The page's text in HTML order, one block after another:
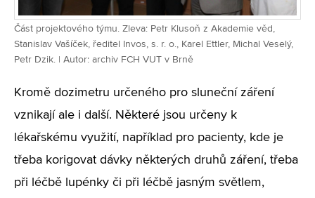
Část projektového týmu. Zleva: Petr Klusoň z Akademie věd,
Stanislav Vašíček, ředitel Invos, s. r. o., Karel Ettler, Michal Veselý,
Petr Dzik. | Autor: archiv FCH VUT v Brně
Kromě dozimetru určeného pro sluneční záření
vznikají ale i další. Některé jsou určeny k
lékařskému využití, například pro pacienty, kde je
třeba korigovat dávky některých druhů záření, třeba
při léčbě lupénky či při léčbě jasným světlem,